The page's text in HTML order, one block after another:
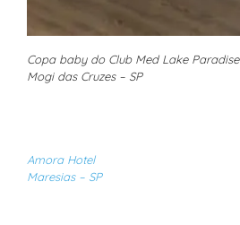
Copa baby do Club Med Lake Paradise
Mogi das Cruzes – SP
Amora Hotel
Maresias – SP